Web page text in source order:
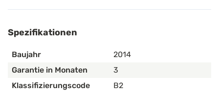
Spezifikationen
Baujahr
2014
Garantie in Monaten
3
Klassifizierungscode
B2